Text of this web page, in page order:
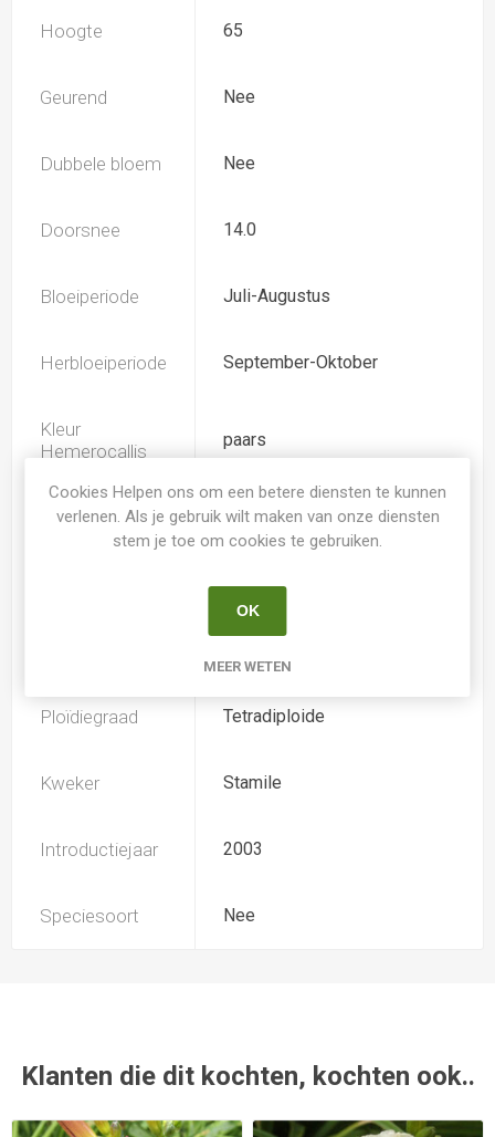
Hoogte 65
Geurend Nee
Dubbele bloem Nee
Doorsnee 14.0
Bloeiperiode Juli-Augustus
Herbloeiperiode September-Oktober
Kleur
Hemerocallis
paars
Spider Nee
Bladhoudend
Ploïdiegraad Tetradiploide
Kweker Stamile
Introductiejaar 2003
Speciesoort Nee
Klanten die dit kochten, kochten ook..
Cookies Helpen ons om een betere diensten te kunnen
verlenen. Als je gebruik wilt maken van onze diensten
stem je toe om cookies te gebruiken.
OK
MEER WETEN